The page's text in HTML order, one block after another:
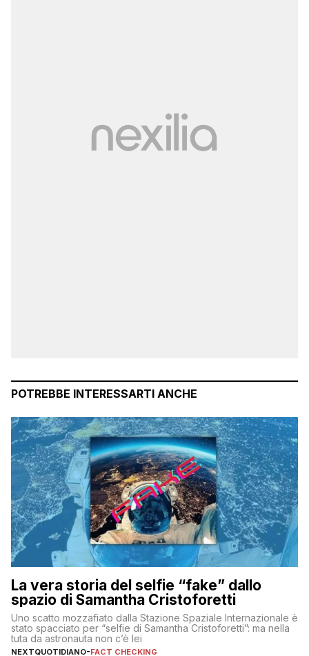
POTREBBE INTERESSARTI ANCHE
La vera storia del selfie “fake” dallo
spazio di Samantha Cristoforetti
Uno scatto mozzafiato dalla Stazione Spaziale Internazionale è
stato spacciato per “selfie di Samantha Cristoforetti”: ma nella
tuta da astronauta non c’è lei
NEXTQUOTIDIANO-FACT CHECKING